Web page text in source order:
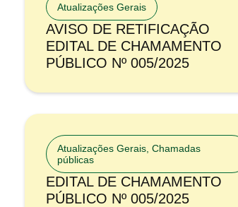
Atualizações Gerais
AVISO DE RETIFICAÇÃO
EDITAL DE CHAMAMENTO
PÚBLICO Nº 005/2025
Atualizações Gerais Chamadas
públicas
EDITAL DE CHAMAMENTO
PÚBLICO Nº 005/2025